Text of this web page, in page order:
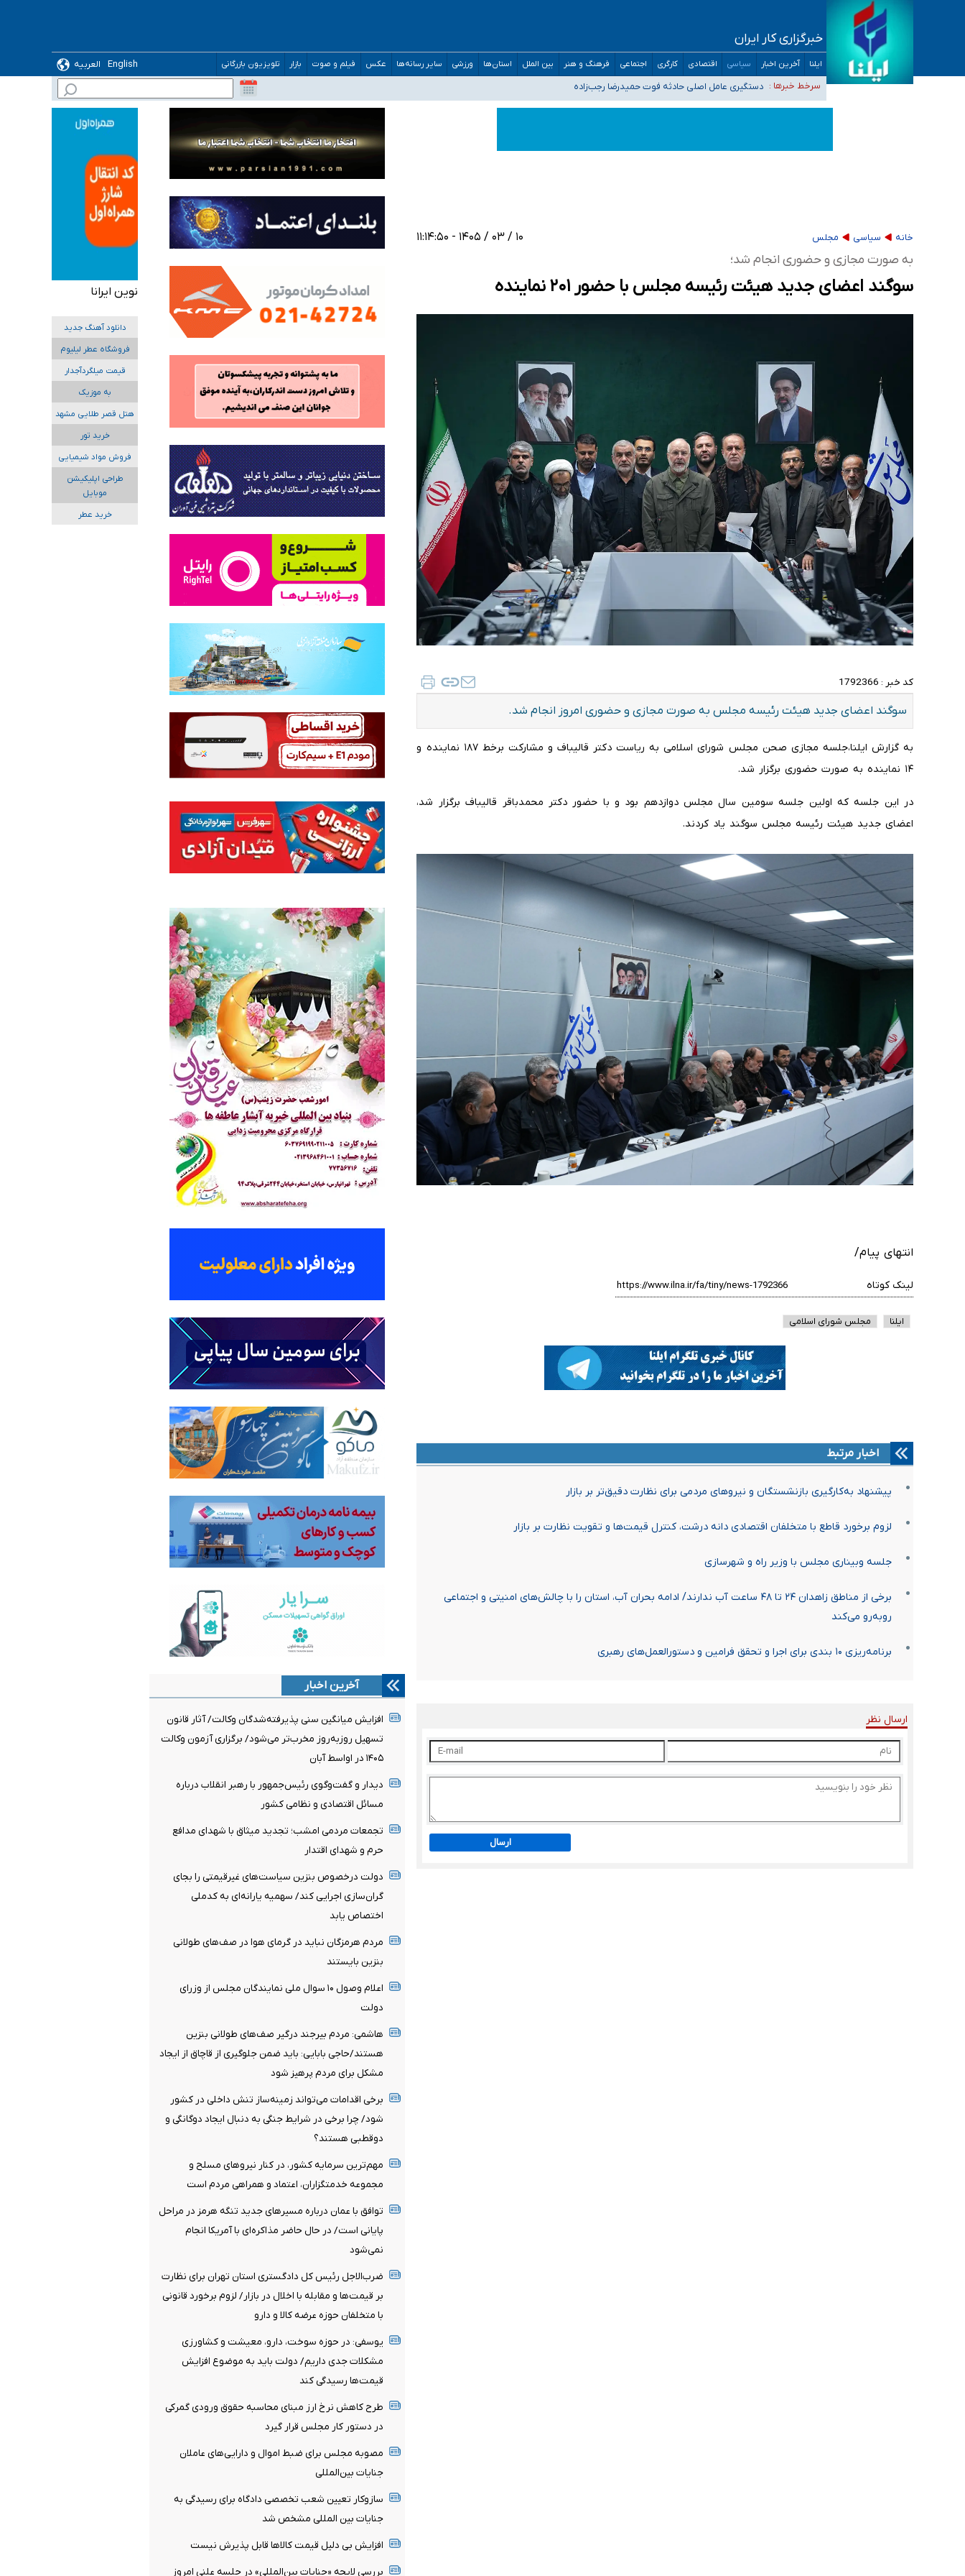
خبرگزاری کار ایران
ایلنا آخرین اخبار سیاسی اقتصادی کارگری اجتماعی فرهنگ و هنر بین الملل استان‌ها ورزشی سایر رسانه‌ها عکس فیلم و صوت بازار تلویزیون بازرگانی English
العربیه
سرخط خبرها :
آمار خودکشی نسبت به سال‌های قبل افزایش نیافته است
دستگیری عامل اصلی حادثه فوت حمیدرضا رجب‌زاده
نباید تفسیرهای سلیقه‌ای از مواضع رسمی کشور ارائه شود
«زیرمیزی» برای داوطلبان پزشکی سراب است/ دریافت‌های غیرمتعارف در شأن پزشکی و کشورمان نیست/ نظام سلامت جلوی این رویه را بگیرد
خانه سیاسی مجلس ۱۰ / ۰۳ / ۱۴۰۵ - ۱۱:۱۴:۵۰
به صورت مجازی و حضوری انجام شد؛
سوگند اعضای جدید هیئت رئیسه مجلس با حضور ۲۰۱ نماینده
کد خبر : 1792366
سوگند اعضای جدید هیئت رئیسه مجلس به صورت مجازی و حضوری امروز انجام شد.
به گزارش ایلنا،جلسه مجازی صحن مجلس شورای اسلامی به ریاست دکتر قالیباف و مشارکت برخط ۱۸۷ نماینده و
۱۴ نماینده به صورت حضوری برگزار شد.
در این جلسه که اولین جلسه سومین سال مجلس دوازدهم بود و با حضور دکتر محمدباقر قالیباف برگزار شد،
اعضای جدید هیئت رئیسه مجلس سوگند یاد کردند.
انتهای پیام/
لینک کوتاه
ایلنا مجلس شورای اسلامی
اخبار مرتبط
پیشنهاد به‌کارگیری بازنشستگان و نیروهای مردمی برای نظارت دقیق‌تر بر بازار
لزوم برخورد قاطع با متخلفان اقتصادی دانه درشت، کنترل قیمت‌ها و تقویت نظارت بر بازار
جلسه وبیناری مجلس با وزیر راه و شهرسازی
برخی از مناطق زاهدان ۲۴ تا ۴۸ ساعت آب ندارند/ ادامه بحران آب، استان را با چالش‌های امنیتی و اجتماعی
روبه‌رو می‌کند
برنامه‌ریزی ۱۰ بندی برای اجرا و تحقق فرامین و دستورالعمل‌های رهبری
ارسال نظر
ارسال
آخرین اخبار
افزایش میانگین سنی پذیرفته‌شدگان وکالت/ آثار قانون
تسهیل روزبه‌روز مخرب‌تر می‌شود/ برگزاری آزمون وکالت
۱۴۰۵ در اواسط آبان
دیدار و گفت‌وگوی رئیس‌جمهور با رهبر انقلاب درباره
مسائل اقتصادی و نظامی کشور
تجمعات مردمی امشب؛ تجدید میثاق با شهدای مدافع
حرم و شهدای اقتدار
دولت درخصوص بنزین سیاست‌های غیرقیمتی را بجای
گران‌سازی اجرایی کند/ سهمیه یارانه‌ای به کدملی
اختصاص یابد
مردم هرمزگان نباید در گرمای هوا در صف‌های طولانی
بنزین بایستند
اعلام وصول ۱۰ سوال ملی نمایندگان مجلس از وزرای
دولت
هاشمی: مردم بیرجند درگیر صف‌های طولانی بنزین
هستند/حاجی بابایی: باید ضمن جلوگیری از قاچاق از ایجاد
مشکل برای مردم پرهیز شود
برخی اقدامات می‌تواند زمینه‌ساز تنش داخلی در کشور
شود/ چرا برخی در شرایط جنگی به دنبال ایجاد دوگانگی و
دوقطبی هستند؟
مهم‌ترین سرمایه کشور، در کنار نیروهای مسلح و
مجموعه خدمتگزاران، اعتماد و همراهی مردم است
توافق با عمان درباره مسیرهای جدید تنگه هرمز در مراحل
پایانی است/ در حال حاضر مذاکره‌ای با آمریکا انجام
نمی‌شود
ضرب‌الاجل رئیس کل دادگستری استان تهران برای نظارت
بر قیمت‌ها و مقابله با اخلال در بازار/ لزوم برخورد قانونی
با متخلفان حوزه عرضه کالا و دارو
یوسفی: در حوزه سوخت، دارو، معیشت و کشاورزی
مشکلات جدی داریم/ دولت باید به موضوع افزایش
قیمت‌ها رسیدگی کند
طرح کاهش نرخ ارز مبنای محاسبه حقوق ورودی گمرکی
در دستور کار مجلس قرار گیرد
مصوبه مجلس برای ضبط اموال و دارایی‌های عاملان
جنایات بین‌المللی
سازوکار تعیین شعب تخصصی دادگاه برای رسیدگی به
جنایات بین المللی مشخص شد
افزایش بی دلیل قیمت کالاها قابل پذیرش نیست
بررسی لایحه «جنایات بین‌المللی» در جلسه علنی امروز
نوین ایرانا
دانلود آهنگ جدید
فروشگاه عطر لیلیوم
قیمت میلگردآجدار
به موزیک
هتل قصر طلایی مشهد
خرید تور
فروش مواد شیمیایی
طراحی اپلیکیشن
موبایل
خرید عطر